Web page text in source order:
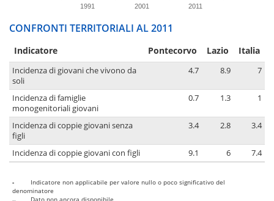
1991 2001 2011
CONFRONTI TERRITORIALI AL 2011
Indicatore Pontecorvo Lazio Italia
Incidenza di giovani che vivono da
soli
4.7 8.9 7
Incidenza di famiglie
monogenitoriali giovani
0.7 1.3 1
Incidenza di coppie giovani senza
figli
3.4 2.8 3.4
Incidenza di coppie giovani con figli 9.1 6 7.4
-
Indicatore non applicabile per valore nullo o poco significativo del
denominatore